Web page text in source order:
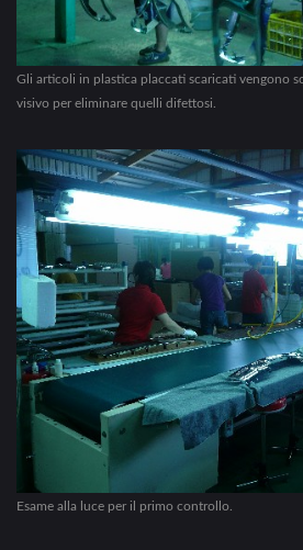
Gli articoli in plastica placcati scaricati vengono
visivo per eliminare quelli difettosi.
Esame alla luce per il primo controllo.